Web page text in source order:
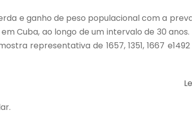
e ganho de peso populacional com a
Cuba, ao longo de um intervalo de 30 anos.
representativa de 1657, 1351, 1667 e1492